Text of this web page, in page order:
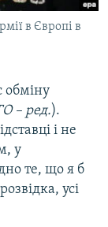
в Європі в
– ред.).
і не
у
те, що я б
усі